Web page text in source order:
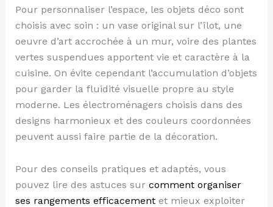
Pour personnaliser l’espace, les objets déco sont
choisis avec soin : un vase original sur l’îlot, une
oeuvre d’art accrochée à un mur, voire des plantes
vertes suspendues apportent vie et caractère à la
cuisine. On évite cependant l’accumulation d’objets
pour garder la fluidité visuelle propre au style
moderne. Les électroménagers choisis dans des
designs harmonieux et des couleurs coordonnées
peuvent aussi faire partie de la décoration.
Pour des conseils pratiques et adaptés, vous
pouvez lire des astuces sur comment organiser
ses rangements efficacementet mieux exploiter